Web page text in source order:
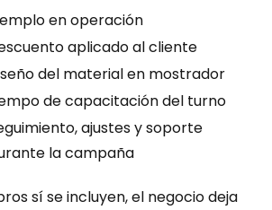
en operación
aplicado al cliente
del material en mostrador
de capacitación del turno
ajustes y soporte
la campaña
sí se incluyen, el negocio deja